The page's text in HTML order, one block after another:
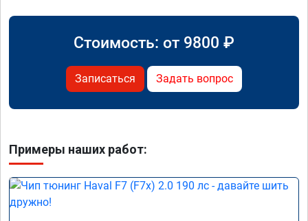
Стоимость: от 9800 ₽
Записаться Задать вопрос
Примеры наших работ: